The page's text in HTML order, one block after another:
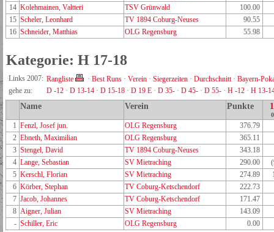
14 Kolehmainen, Valtteri TSV Grünwald
100.00
15 Scheler, Leonhard TV 1894 Coburg-Neuses
90.55
16 Schneider, Matthias OLG Regensburg 55.98
Kategorie: H 17-18
Links 2007: Rangliste · Best Runs · Verein · Siegerzeiten · Durchschnitt· Bayern-
gehe zu:
D -12 · D 13-14 · D 15-18 · D 19 E · D 35- · D 45- · D 55- · H -12 · H 13-
Name Verein Punkte
1 Fenzl, Josef jun. OLG Regensburg
376.79
2 Ebneth, Maximilian OLG Regensburg
365.11
3 Stengel, David TV 1894 Coburg-Neuses
343.18
4 Lange, Sebastian SV Mietraching 290.00
5 Kerschl, Florian SV Mietraching 274.89
6 Körber, Stephan TV Coburg-Ketschendorf
222.73
7 Jacob, Johannes TV Coburg-Ketschendorf
171.47
8 Aigner, Julian SV Mietraching
143.09
- Schiller, Eric OLG Regensburg 0.00